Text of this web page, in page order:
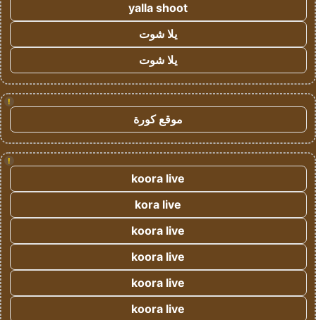
yalla shoot
يلا شوت
يلا شوت
!
موقع كورة
!
koora live
kora live
koora live
koora live
koora live
koora live